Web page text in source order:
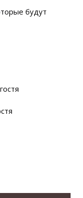
будут